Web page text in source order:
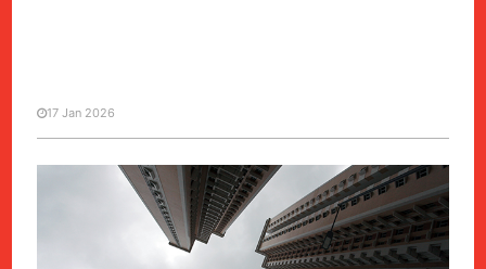
SOCIEDADE
Shuttle Bus | Governo quer
condomínios a contratar à TCM
ou Transmac
17 Jan 2026